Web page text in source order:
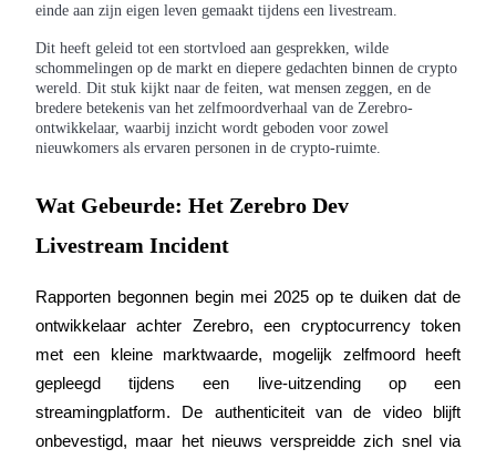
COIN-M-futures
Cryptocurrency-futures
USDC-futures
einde aan zijn eigen leven gemaakt tijdens een livestream.
Dit heeft geleid tot een stortvloed aan gesprekken, wilde
schommelingen op de markt en diepere gedachten binnen de crypto
wereld. Dit stuk kijkt naar de feiten, wat mensen zeggen, en de
bredere betekenis van het zelfmoordverhaal van de Zerebro-
ontwikkelaar, waarbij inzicht wordt geboden voor zowel
nieuwkomers als ervaren personen in de crypto-ruimte.
Wat Gebeurde: Het Zerebro Dev
Livestream Incident
Rapporten begonnen begin mei 2025 op te duiken dat de
ontwikkelaar achter Zerebro, een cryptocurrency token
met een kleine marktwaarde, mogelijk zelfmoord heeft
gepleegd tijdens een live-uitzending op een
streamingplatform. De authenticiteit van de video blijft
onbevestigd, maar het nieuws verspreidde zich snel via